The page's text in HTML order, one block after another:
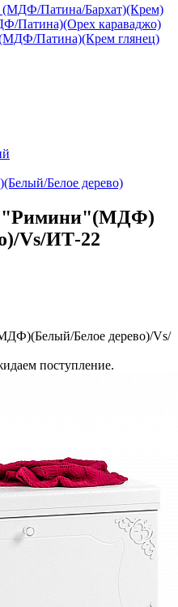
(МДФ/Патина/Бархат)(Крем)
Патина)(Орех караваджо)
(МДФ/Патина)(Крем глянец)
Белое дерево)
"Римини"(МДФ)
Vs/ИТ-22
Белое дерево)/Vs/
поступление.